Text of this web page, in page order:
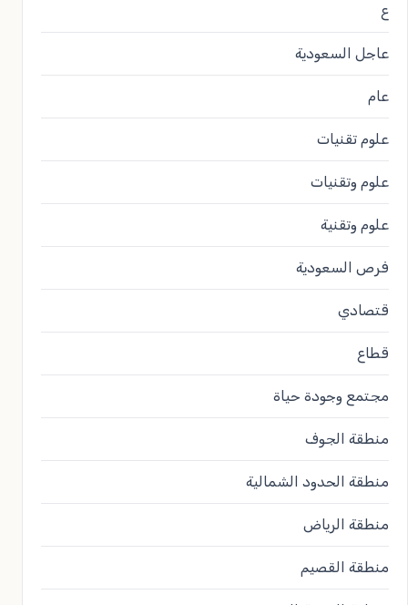
ع
عاجل السعودية
عام
علوم تقنيات
علوم وتقنيات
علوم وتقنية
فرص السعودية
قتصادي
قطاع
مجتمع وجودة حياة
منطقة الجوف
منطقة الحدود الشمالية
منطقة الرياض
منطقة القصيم